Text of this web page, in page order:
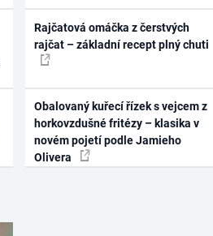
Rajčatová omáčka z čerstvých
rajčat – základní recept plný chuti
Obalovaný kuřecí řízek s vejcem z
horkovzdušné fritézy – klasika v
novém pojetí podle Jamieho
Olivera